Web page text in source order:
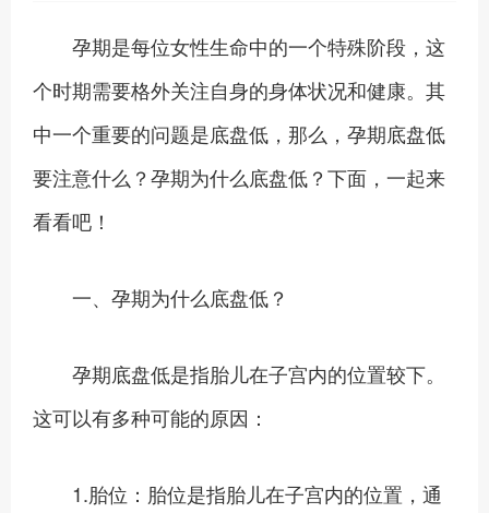
孕期是每位女性生命中的一个特殊阶段，这
个时期需要格外关注自身的身体状况和健康。其
中一个重要的问题是底盘低，那么，孕期底盘低
要注意什么？孕期为什么底盘低？下面，一起来
看看吧！
一、孕期为什么底盘低？
孕期底盘低是指胎儿在子宫内的位置较下。
这可以有多种可能的原因：
1.胎位：胎位是指胎儿在子宫内的位置，通